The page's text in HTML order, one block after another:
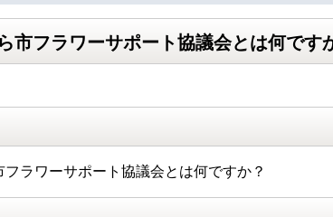
市フラワーサポート協議会とは何です
フラワーサポート協議会とは何ですか？